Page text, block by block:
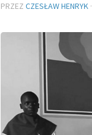
PRZEZ CZESŁAW HENRYK ·